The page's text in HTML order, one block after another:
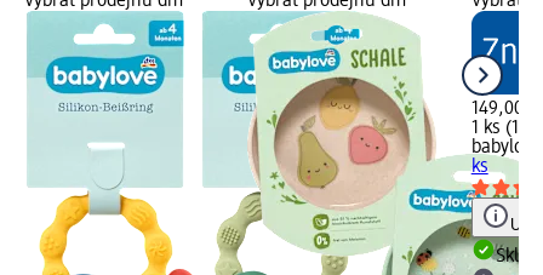
149,00
1 ks
babylove
ks